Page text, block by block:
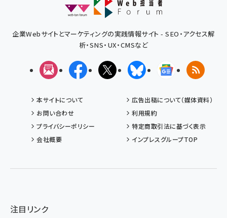
企業Webサイトとマーケティングの実践情報サイト - SEO・アクセス解
析・SNS・UX・CMSなど
メルマガFacebookX(エックス)BlueskyGoogleニュ
RSS
本サイトについて
広告出稿について（媒体資料）
お問い合わせ
利用規約
プライバシーポリシー
特定商取引法に基づく表示
会社概要
インプレスグループTOP
注目リンク